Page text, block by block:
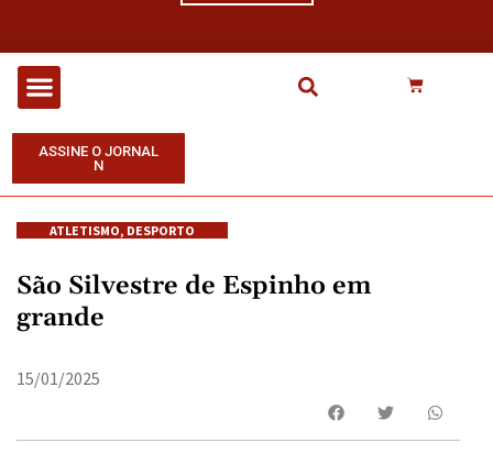
ASSINE O JORNAL
N
ATLETISMO, DESPORTO
São Silvestre de Espinho em
grande
15/01/2025